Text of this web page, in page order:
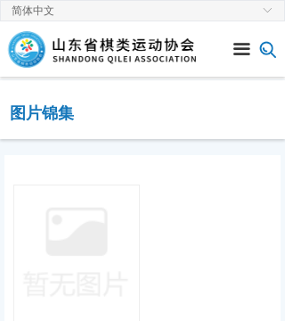
ꀅ
简体中文
끀
首页
关于协会
新闻中心
通知公告
图片锦集